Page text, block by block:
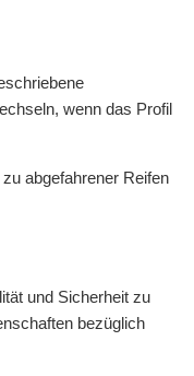
wenn das Profil
abgefahrener Reifen
und Sicherheit zu
bezüglich